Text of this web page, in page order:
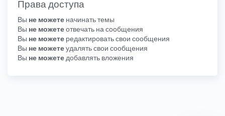
Права доступа
Вы не можете начинать темы
Вы не можетеотвечать на сообщения
Вы не можете редактировать свои сообщения
Вы не можетеудалять свои сообщения
Вы не можете добавлять вложения